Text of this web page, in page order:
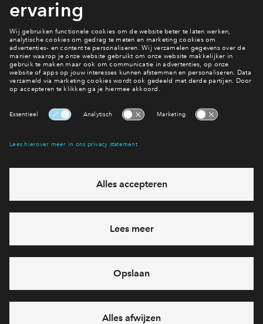
Ik heb een vraag
Contact
Hiermee blijf je op de hoogte van het belangrijkste nieuws en
Ja, ik wil mij aanmelden
Heb je een vraag en wil je direct antwoord? Bel ons op088
712 28 68
6 dagen per week beschikbaar (behalve tijdens
via telefoon